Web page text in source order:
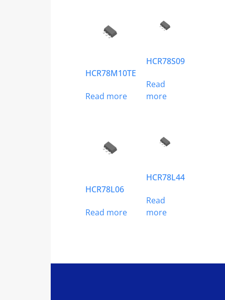
HCR78M10TE
Read more
HCR78S09
Read
more
HCR78L06
Read more
HCR78L44
Read
more